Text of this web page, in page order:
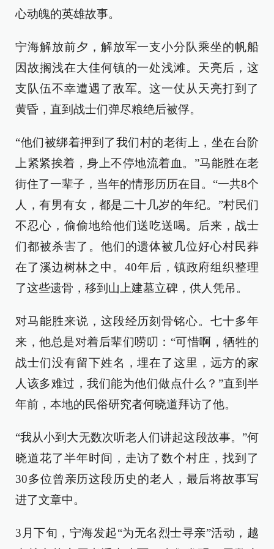
心动魄的英雄故事。
宁海解放前夕，解放军一支小分队乘坐的帆船
因故搁浅在大佳何镇的一处浅滩。天亮后，这
支队伍不幸遭遇了敌军。这一仗从天亮打到了
黄昏，直到战士们弹尽粮绝后被俘。
“他们被绑着押到了我们村的老街上，坐在台阶
上紧紧挨着，身上不停地流着血。”马能胜在老
街住了一辈子，当年的情形历历在目。“一共8个
人，有男有女，都是二十几岁的年纪。”村民们
不忍心，偷偷地给他们送吃送喝。后来，战士
们都被杀害了。他们的遗体被几位好心村民葬
在了溪边树林之中。40年后，镇政府组织整理
了这些遗骨，移到山上建墓立碑，供人凭吊。
对马能胜来说，这段经历刻骨铭心。七十多年
来，他总是对着后辈们唠叨：“可惜啊，牺牲的
战士们没有留下姓名，埋在了这里，远方的家
人该多难过，我们能为他们做点什么？”直到半
年前，本地的民俗研究者何晓道拜访了他。
“我从小到大无数次听老人们讲起这段故事。”何
晓道花了半年时间，走访了数个村庄，找到了
30多位曾亲历这段历史的老人，最后将故事写
进了文章中。
3月下旬，宁海发起“为无名烈士寻亲”活动，越